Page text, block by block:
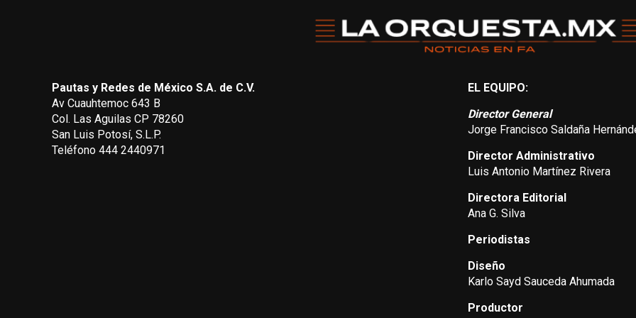
Pautas y Redes de México S.A. de C.V.
Av Cuauhtemoc 643 B
Col. Las Aguilas CP 78260
San Luis Potosí, S.L.P.
Teléfono 444 2440971
EL EQUIPO:
Director General
Jorge Francisco Saldaña
Director Administrativo
Luis Antonio Martínez Rivera
Directora Editorial
Ana G. Silva
Periodistas
Diseño
Karlo Sayd Sauceda Ahumada
Productor